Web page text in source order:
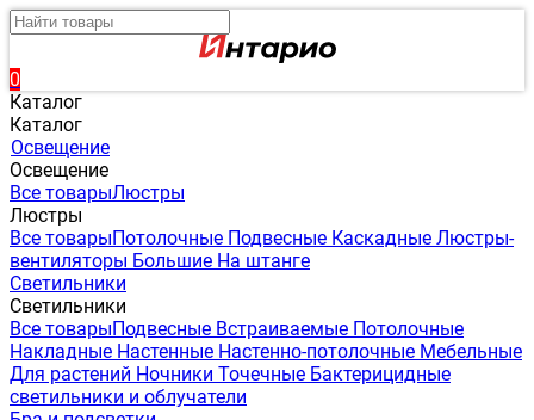
0
Каталог
Каталог
Освещение
Освещение
Все товарыЛюстры
Люстры
Все товарыПотолочные Подвесные Каскадные Люстры-
вентиляторы Большие На штанге
Светильники
Светильники
Все товарыПодвесные Встраиваемые Потолочные
Накладные Настенные Настенно-потолочные Мебельные
Для растений Ночники Точечные Бактерицидные
светильники и облучатели